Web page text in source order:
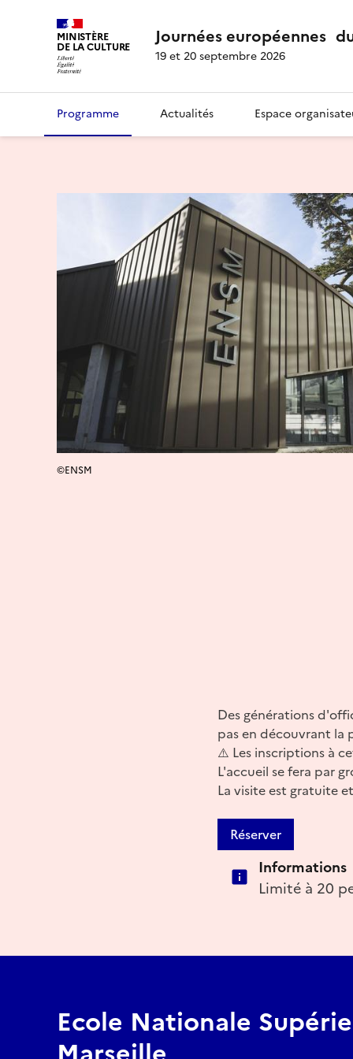
MINISTÈRE
DE LA CULTURE Journées européennes
19 et 20 septembre 2026
Programme Actualités Espace
©ENSM
Des générations
pas en découvrant la
⚠️ Les inscriptions à
L'accueil se fera par
La visite est gratuite
Réserver
Informations
Limité à 20
Ecole Nationale